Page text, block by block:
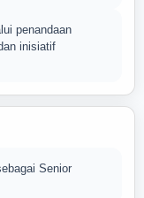
penandaan
inisiatif
Senior